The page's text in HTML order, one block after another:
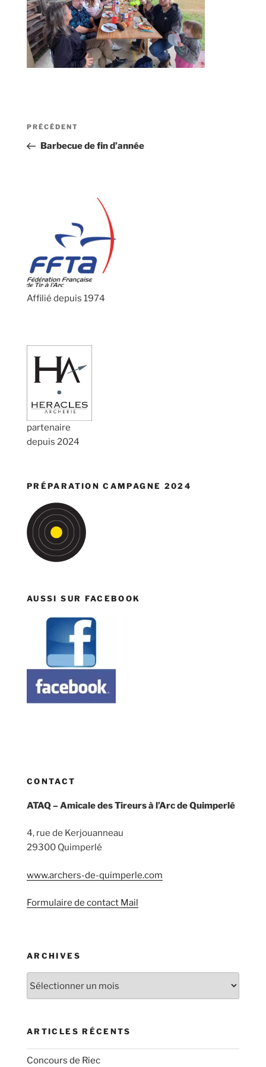
Navigation
l’article
Article
précédent
PRÉCÉDENT
Barbecue de fin d’année
Affilié depuis 1974
partenaire
depuis 2024
PRÉPARATION CAMPAGNE 2024
AUSSI SUR FACEBOOK
CONTACT
ATAQ – Amicale des Tireurs à l’Arc de Quimperlé
4, rue de Kerjouanneau
29300 Quimperlé
www.archers-de-quimperle.com
Formulaire de contact Mail
ARCHIVES
ARTICLES RÉCENTS
Concours de Riec